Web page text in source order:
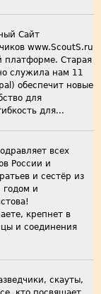
Сайт
www.ScoutS.ru
платформе. Старая
служила нам 11
обеспечит новые
для
для...
всех
России и
и сестёр из
годом и
крепнет в
и соединения
скауты,